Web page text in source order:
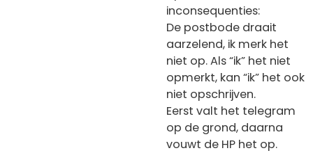
inconsequenties:
De postbode draait
aarzelend, ik merk het
niet op.Als “ik” het niet
opmerkt, kan “ik” het ook
niet opschrijven.
Eerst valt het telegram
op de grond, daarna
vouwt de HP het op.